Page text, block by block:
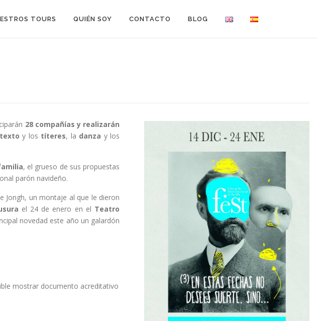
TOURS QUIÉN SOY CONTACTO BLOG
28 compañías y realizarán
y los títeres, la danza y los
, el grueso de sus propuestas
parón navideño.
Jongh, un montaje al que le dieron
el 24 de enero en el Teatro
novedad este año un galardón
mostrar documento acreditativo